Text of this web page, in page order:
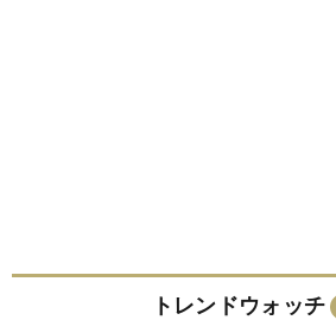
トレンドウォッチ